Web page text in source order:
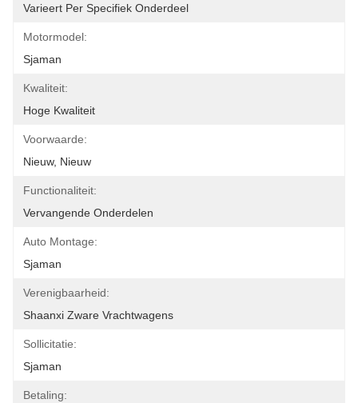
Varieert Per Specifiek Onderdeel
Motormodel:
Sjaman
Kwaliteit:
Hoge Kwaliteit
Voorwaarde:
Nieuw, Nieuw
Functionaliteit:
Vervangende Onderdelen
Auto Montage:
Sjaman
Verenigbaarheid:
Shaanxi Zware Vrachtwagens
Sollicitatie:
Sjaman
Betaling: